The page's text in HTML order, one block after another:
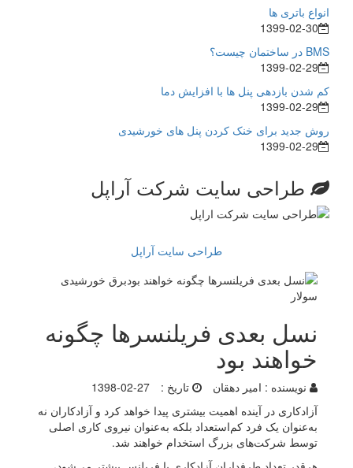
انواع باتری ها
1399-02-30
BMS در ساختمان چیست؟
1399-02-29
کم شدن بازدهی پنل ها با افزایش دما
1399-02-29
روش جدید برای خنک کردن پنل های خورشیدی
1399-02-29
طراحی سایت شرکت آراپل
طراحی سایت آراپل
نسل بعدی فریلنسرها چگونه
خواهند بود
نویسنده : امیر دهقان تاریخ :
1398-02-27
آزادکاری در آینده اهمیت بیشتری پیدا خواهد کرد و آزادکاران نه
به‌عنوان یک فرد کم‌استعداد بلکه به‌عنوان نیروی کاری اصلی
توسط شرکت‌های بزرگ استخدام خواهند شد.